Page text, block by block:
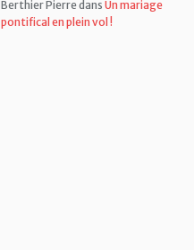
Berthier Pierredans Un mariage
pontifical en plein vol !